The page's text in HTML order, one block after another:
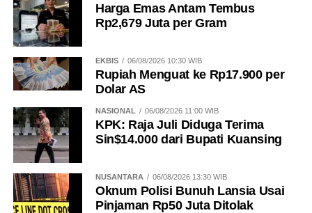
Harga Emas Antam Tembus
Rp2,679 Juta per Gram
EKBIS 06/08/2026 10:30 WIB
Rupiah Menguat ke Rp17.900 per
Dolar AS
NASIONAL 06/08/2026 11:00 WIB
KPK: Raja Juli Diduga Terima
Sin$14.000 dari Bupati Kuansing
NUSANTARA 06/08/2026 13:30 WIB
Oknum Polisi Bunuh Lansia Usai
Pinjaman Rp50 Juta Ditolak